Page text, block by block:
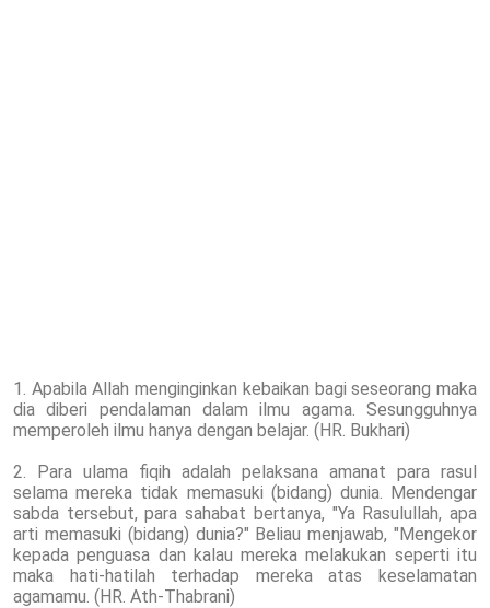
1. Apabila Allah menginginkan kebaikan bagi seseorang maka
dia diberi pendalaman dalam ilmu agama. Sesungguhnya
memperoleh ilmu hanya dengan belajar. (HR. Bukhari)
2. Para ulama fiqih adalah pelaksana amanat para rasul
selama mereka tidak memasuki (bidang) dunia. Mendengar
sabda tersebut, para sahabat bertanya, "Ya Rasulullah, apa
arti memasuki (bidang) dunia?" Beliau menjawab, "Mengekor
kepada penguasa dan kalau mereka melakukan seperti itu
maka hati-hatilah terhadap mereka atas keselamatan
agamamu. (HR. Ath-Thabrani)